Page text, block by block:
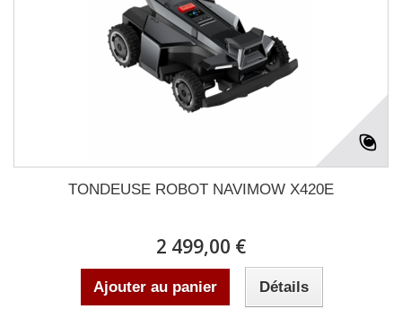
TONDEUSE ROBOT NAVIMOW X420E
2 499,00 €
Ajouter au panier Détails